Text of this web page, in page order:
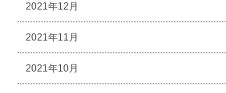
2021年12月
2021年11月
2021年10月